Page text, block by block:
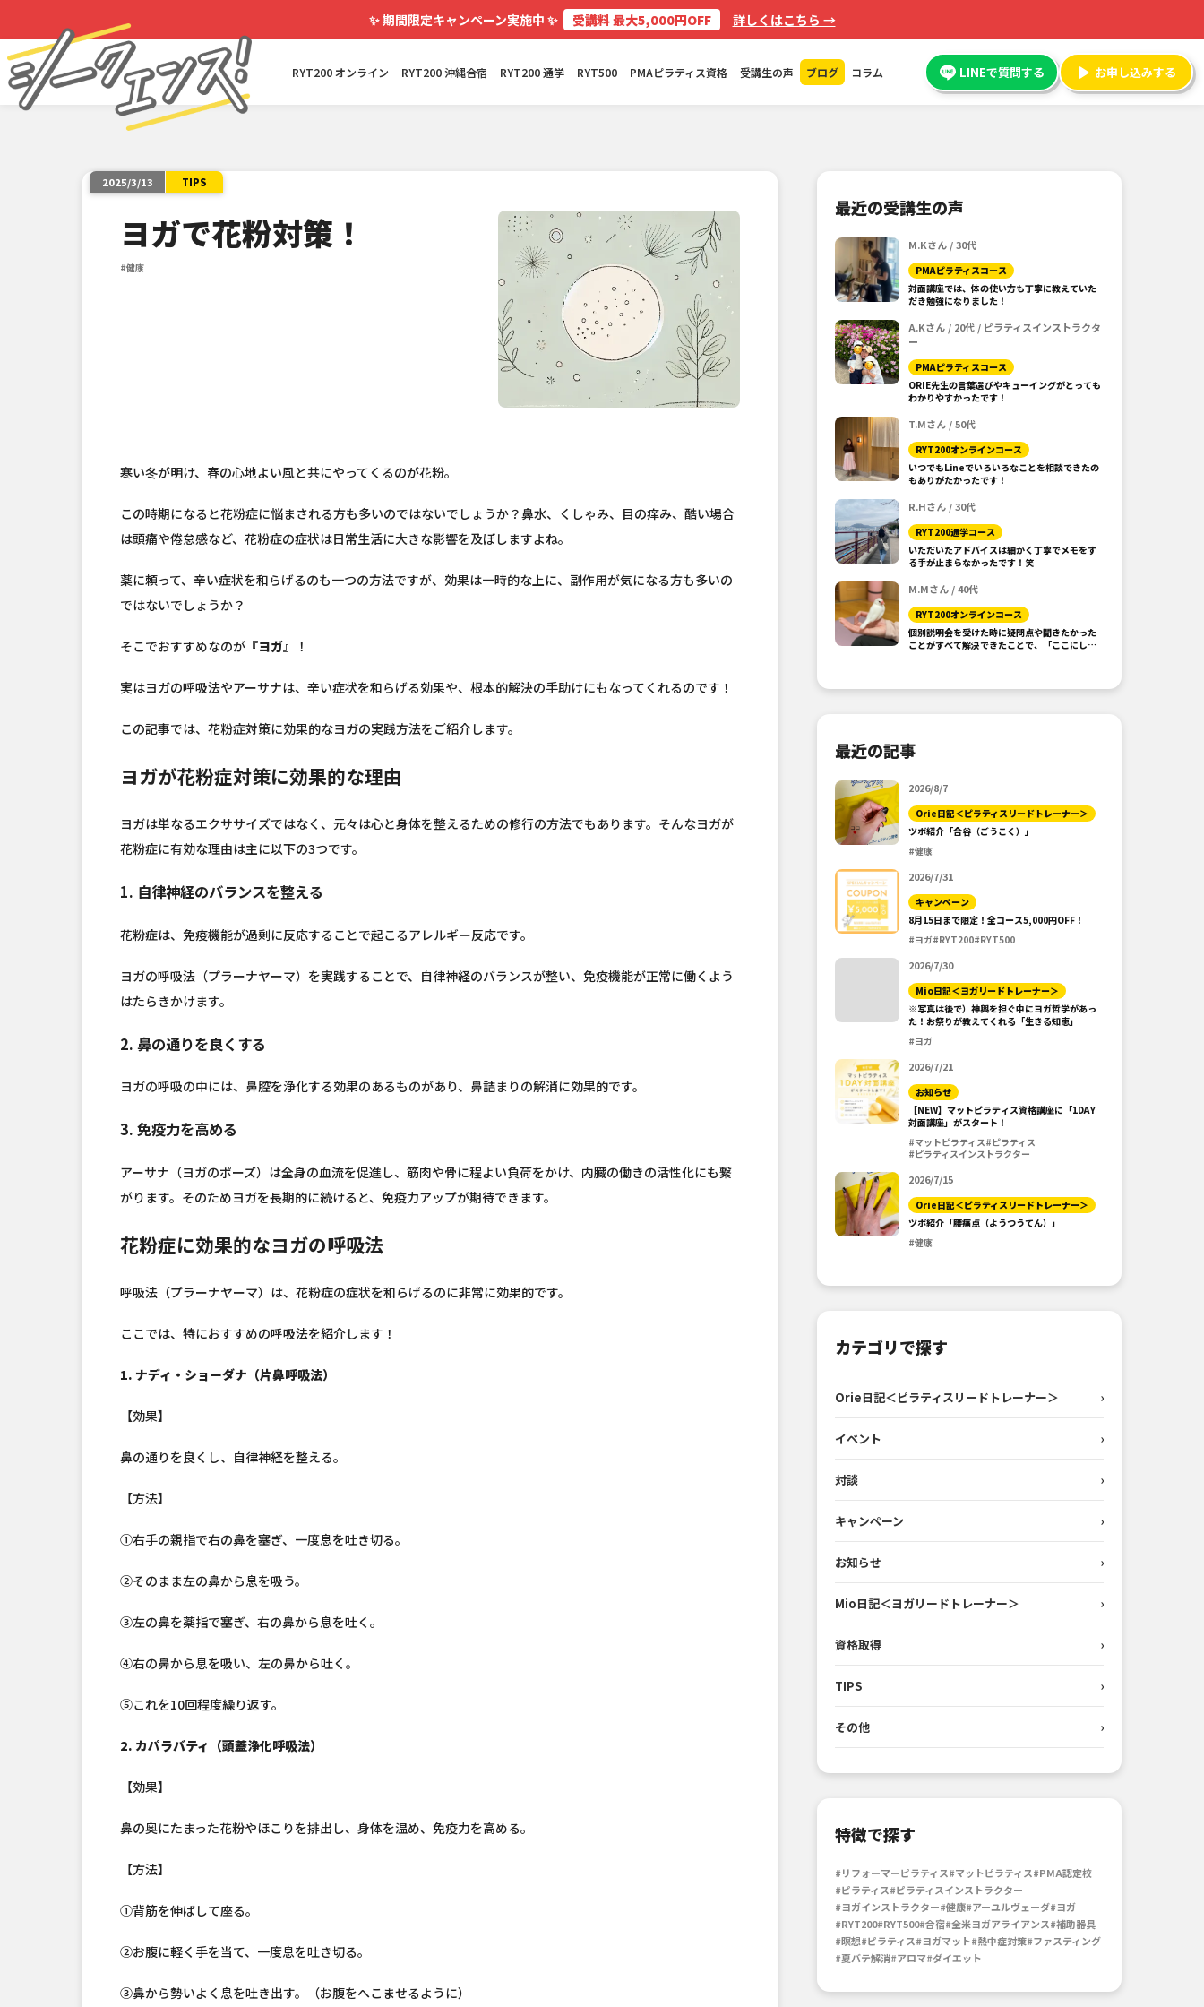
✨期間限定キャンペーン実施中 ✨ 受講料 最大5,000円OFF 詳しくはこちら →
RYT200 オンライン RYT200 沖縄合宿 RYT200 通学 RYT500 PMAピラティス資格 受講生の声 ブログ コラム LINEで質問する お申し込みする
2025/3/13 TIPS
ヨガで花粉対策！
#健康
寒い冬が明け、春の心地よい風と共にやってくるのが花粉。
この時期になると花粉症に悩まされる方も多いのではないでしょうか？鼻水、くしゃみ、目の痒み、酷い場合
は頭痛や倦怠感など、花粉症の症状は日常生活に大きな影響を及ぼしますよね。
薬に頼って、辛い症状を和らげるのも一つの方法ですが、効果は一時的な上に、副作用が気になる方も多いの
ではないでしょうか？
そこでおすすめなのが 『ヨガ』 ！
実はヨガの呼吸法やアーサナは、辛い症状を和らげる効果や、根本的解決の手助けにもなってくれるのです！
この記事では、花粉症対策に効果的なヨガの実践方法をご紹介します。
ヨガが花粉症対策に効果的な理由
ヨガは単なるエクササイズではなく、元々は心と身体を整えるための修行の方法でもあります。そんなヨガが
花粉症に有効な理由は主に以下の3つです。
1. 自律神経のバランスを整える
花粉症は、免疫機能が過剰に反応することで起こるアレルギー反応です。
ヨガの呼吸法（プラーナヤーマ）を実践することで、自律神経のバランスが整い、免疫機能が正常に働くよう
はたらきかけます。
2. 鼻の通りを良くする
ヨガの呼吸の中には、鼻腔を浄化する効果のあるものがあり、鼻詰まりの解消に効果的です。
3. 免疫力を高める
アーサナ（ヨガのポーズ）は全身の血流を促進し、筋肉や骨に程よい負荷をかけ、内臓の働きの活性化にも繋
がります。そのためヨガを長期的に続けると、免疫力アップが期待できます。
花粉症に効果的なヨガの呼吸法
呼吸法（プラーナヤーマ）は、花粉症の症状を和らげるのに非常に効果的です。
ここでは、特におすすめの呼吸法を紹介します！
1. ナディ・ショーダナ（片鼻呼吸法）
【効果】
鼻の通りを良くし、自律神経を整える。
【方法】
①右手の親指で右の鼻を塞ぎ、一度息を吐き切る。
②そのまま左の鼻から息を吸う。
③左の鼻を薬指で塞ぎ、右の鼻から息を吐く。
④右の鼻から息を吸い、左の鼻から吐く。
⑤これを10回程度繰り返す。
2. カパラバティ（頭蓋浄化呼吸法）
【効果】
鼻の奥にたまった花粉やほこりを排出し、身体を温め、免疫力を高める。
【方法】
①背筋を伸ばして座る。
②お腹に軽く手を当て、一度息を吐き切る。
③鼻から勢いよく息を吐き出す。（お腹をへこませるように）
最近の受講生の声
M.Kさん / 30代
PMAピラティスコース
対面講座では、体の使い方も丁寧に教えていた
だき勉強になりました！
A.Kさん / 20代 / ピラティスインストラクタ
ー
PMAピラティスコース
ORIE先生の言葉選びやキューイングがとっても
わかりやすかったです！
T.Mさん / 50代
RYT200オンラインコース
いつでもLineでいろいろなことを相談できたの
もありがたかったです！
R.Hさん / 30代
RYT200通学コース
いただいたアドバイスは細かく丁寧でメモをす
る手が止まらなかったです！笑
M.Mさん / 40代
RYT200オンラインコース
個別説明会を受けた時に疑問点や聞きたかった
ことがすべて解決できたことで、「ここにしよ
最近の記事
2026/8/7
Orie日記＜ピラティスリードトレーナー＞
ツボ紹介「合谷（ごうこく）」
#健康
2026/7/31
キャンペーン
8月15日まで限定！全コース5,000円OFF！
#ヨガ#RYT200#RYT500
2026/7/30
Mio日記＜ヨガリードトレーナー＞
※写真は後で）神輿を担ぐ中にヨガ哲学があっ
た！お祭りが教えてくれる「生きる知恵」
#ヨガ
2026/7/21
お知らせ
【NEW】マットピラティス資格講座に「1DAY
対面講座」がスタート！
#マットピラティス#ピラティス
#ピラティスインストラクター
2026/7/15
Orie日記＜ピラティスリードトレーナー＞
ツボ紹介「腰痛点（ようつうてん）」
#健康
カテゴリで探す
Orie日記＜ピラティスリードトレーナー＞ ›
イベント ›
対談 ›
キャンペーン ›
お知らせ ›
Mio日記＜ヨガリードトレーナー＞ ›
資格取得 ›
TIPS ›
その他 ›
特徴で探す
#リフォーマーピラティス#マットピラティス#PMA認定校
#ピラティス#ピラティスインストラクター
#ヨガインストラクター#健康#アーユルヴェーダ#ヨガ
#RYT200#RYT500#合宿#全米ヨガアライアンス#補助器具
#瞑想#ピラティス#ヨガマット#熱中症対策#ファスティング
#夏バテ解消#アロマ#ダイエット